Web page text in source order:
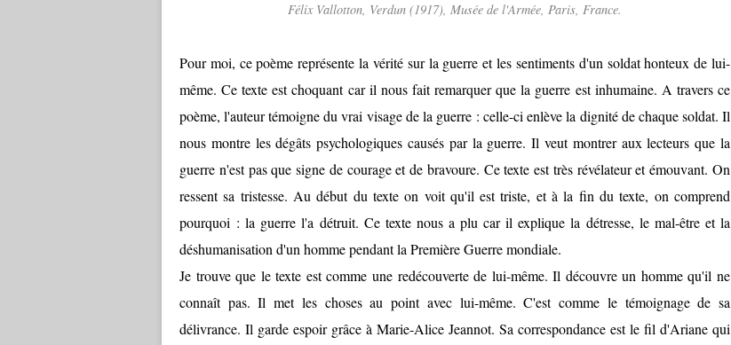
Félix Vallotton, Verdun (1917), Musée de l'Armée, Paris, France.
Pour moi, ce poème représente la vérité sur la guerre et les sentiments d'un soldat honteux de lui-
même. Ce texte est choquant car il nous fait remarquer que la guerre est inhumaine. A travers ce
poème, l'auteur témoigne du vrai visage de la guerre : celle-ci enlève la dignité de chaque soldat. Il
nous montre les dégâts psychologiques causés par la guerre. Il veut montrer aux lecteurs que la
guerre n'est pas que signe de courage et de bravoure. Ce texte est très révélateur et émouvant. On
ressent sa tristesse. Au début du texte on voit qu'il est triste, et à la fin du texte, on comprend
pourquoi : la guerre l'a détruit. Ce texte nous a plu car il explique la détresse, le mal-être et la
déshumanisation d'un homme pendant la Première Guerre mondiale.
Je trouve que le texte est comme une redécouverte de lui-même. Il découvre un homme qu'il ne
connaît pas. Il met les choses au point avec lui-même. C'est comme le témoignage de sa
délivrance. Il garde espoir grâce à Marie-Alice Jeannot. Sa correspondance est le fil d'Ariane qui